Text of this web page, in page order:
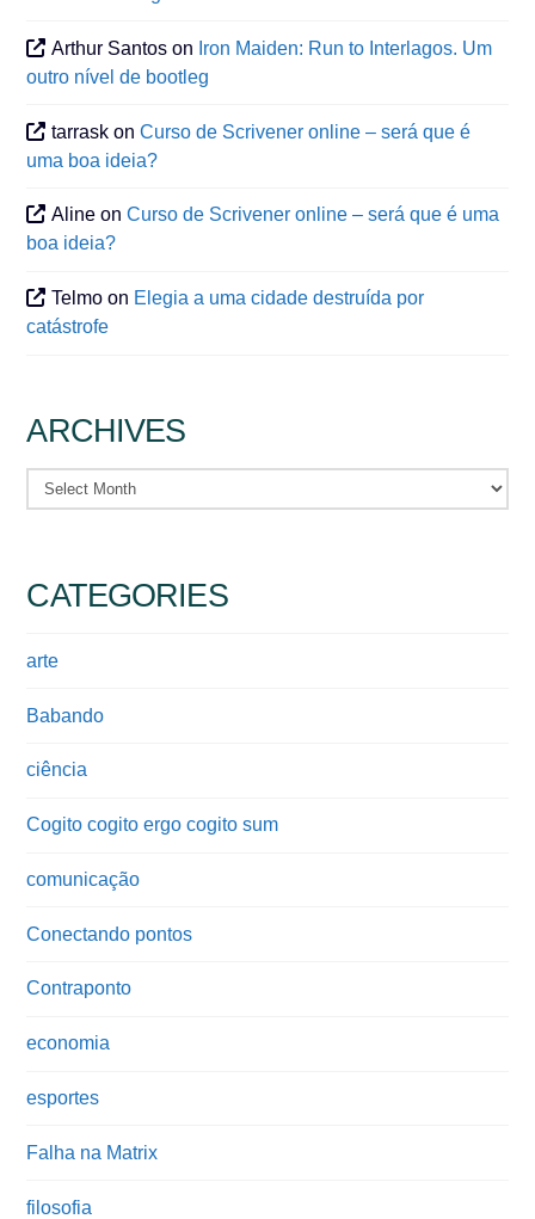
Arthur Santos on Iron Maiden: Run to Interlagos. Um
outro nível de bootleg
tarrask onCurso de Scrivener online – será que é
uma boa ideia?
Aline onCurso de Scrivener online – será que é uma
boa ideia?
Telmo on Elegia a uma cidade destruída por
catástrofe
ARCHIVES
Archives
CATEGORIES
arte
Babando
ciência
Cogito cogito ergo cogito sum
comunicação
Conectando pontos
Contraponto
economia
esportes
Falha na Matrix
filosofia